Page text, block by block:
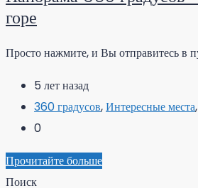
горе
Просто нажмите, и Вы отправитесь в
5 лет назад
360 градусов,Интересные места,
0
Прочитайте больше
Поиск